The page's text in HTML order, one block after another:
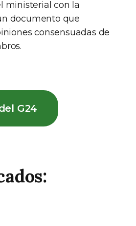
ministerial con la
documento que
consensuadas de
G24